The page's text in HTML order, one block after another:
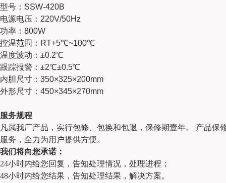
型号：SSW-420B
电源电压：220V/50Hz
功率：800W
控温范围：RT+5℃~100℃
温度波动：±0.2℃
跟踪报警：±2℃±0.5℃
内胆尺寸：350×325×200mm
外形尺寸：450×345×270mm
服务规程
凡属我厂产品，实行包修、包换和包退，保修期壹年。 产品
服务，全力为用户提供方便。
我们将向您承诺：
24小时内给您回复，告知处理情况，处理进程；
48小时内给您结果，告知处理结果，解决方案。